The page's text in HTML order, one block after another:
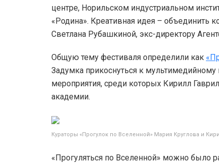
центре, Норильском индустриальном
«Родина». Креативная идея – объединить
Светлана Рубашкиной, экс-директору
Общую тему фестиваля определили как
Задумка прикоснуться к мультимедийному
мероприятия, среди которых Кирилл
академии.
Кураторы «Прогулок по Вселенной» Мария Круглова и
«Прогуляться по Вселенной» можно